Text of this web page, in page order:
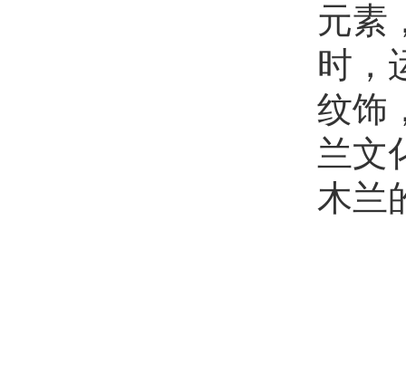
元素
时，
纹饰
兰文
木兰